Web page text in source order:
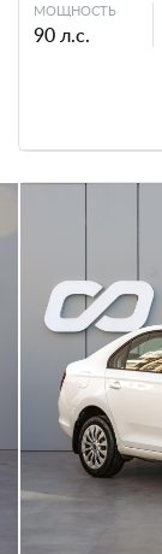
МОЩНОСТЬ
90 л.с.